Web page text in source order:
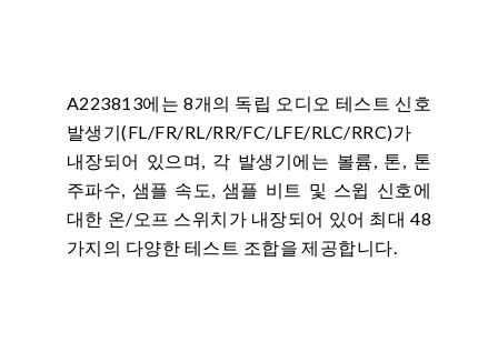
A223813에는 8개의 독립 오디오 테스트 신호
발생기(FL/FR/RL/RR/FC/LFE/RLC/RRC)가
내장되어 있으며, 각 발생기에는 볼륨, 톤, 톤
주파수, 샘플 속도, 샘플 비트 및 스윕 신호에
대한 온/오프 스위치가 내장되어 있어 최대 48
가지의 다양한 테스트 조합을 제공합니다.